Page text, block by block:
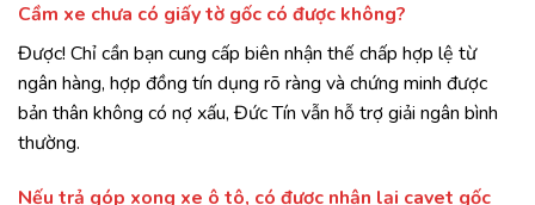
Cầm xe chưa có giấy tờ gốc có được không?
Được! Chỉ cần bạn cung cấp biên nhận thế chấp hợp lệ từ
ngân hàng, hợp đồng tín dụng rõ ràng và chứng minh được
bản thân không có nợ xấu, Đức Tín vẫn hỗ trợ giải ngân bình
thường.
Nếu trả góp xong xe ô tô, có được nhận lại cavet gốc